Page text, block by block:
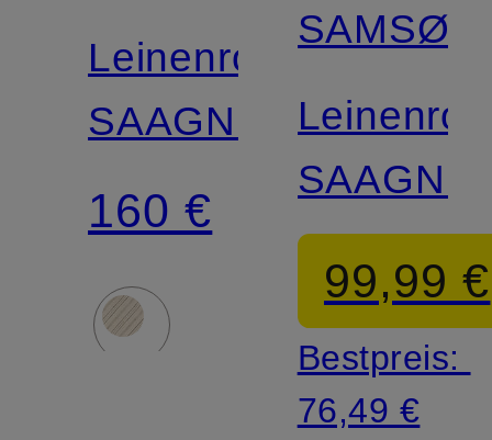
Leinenrock
SAAGNETA
160 €
SAMSØE
99,99 €
Bestpreis:
76,49 €